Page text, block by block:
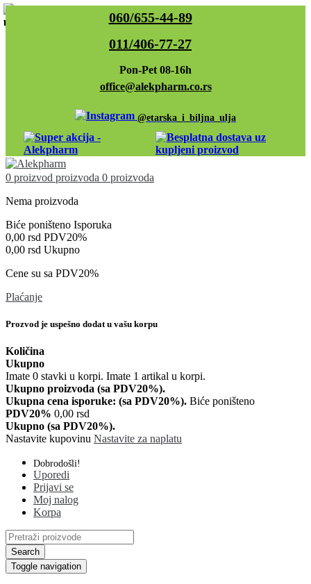
060/655-44-89
011/406-77-27
Pon-Pet 08-16h
office@alekpharm.co.rs
@etarska_i_biljna_ulja
0 proizvod proizvoda 0 proizvoda
Nema proizvoda
Biće poništeno Isporuka
0,00 rsd PDV20%
0,00 rsd Ukupno
Cene su sa PDV20%
Plaćanje
Prozvod je uspešno dodat u vašu korpu
Količina
Ukupno
Imate 0 stavki u korpi. Imate 1 artikal u korpi.
Ukupno proizvoda (sa PDV20%).
Ukupna cena isporuke: (sa PDV20%). Biće poništeno
PDV20% 0,00 rsd
Ukupno (sa PDV20%).
Nastavite kupovinu Nastavite za naplatu
Dobrodošli!
Uporedi
Prijavi se
Moj nalog
Korpa
Search
Toggle navigation